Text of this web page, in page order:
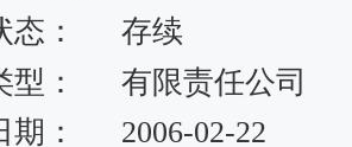
：
存续
：
有限责任公司
期：
2006-02-22